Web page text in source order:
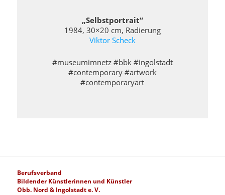
„Selbstportrait“
1984, 30×20 cm, Radierung
Viktor Scheck
#museumimnetz #bbk #ingolstadt
#contemporary #artwork
#contemporaryart
Berufsverband
Bildender Künstlerinnen und Künstler
Obb. Nord & Ingolstadt e. V.